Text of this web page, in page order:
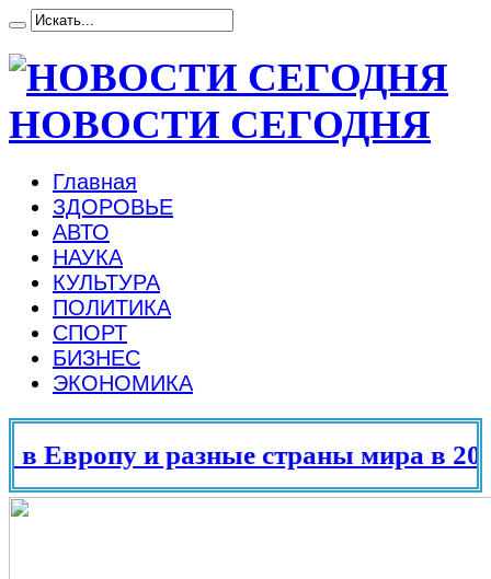
НОВОСТИ СЕГОДНЯ
Главная
ЗДОРОВЬЕ
АВТО
НАУКА
КУЛЬТУРА
ПОЛИТИКА
СПОРТ
БИЗНЕС
ЭКОНОМИКА
Европу и разные страны мира в 2025